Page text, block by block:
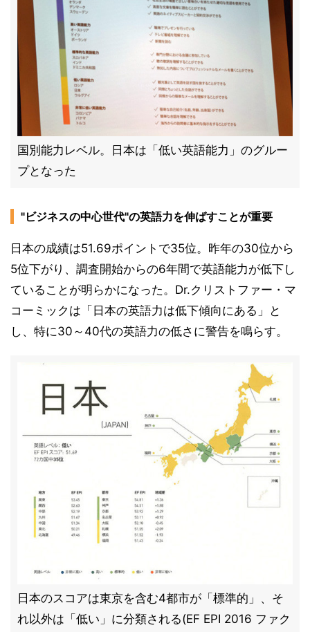
国別能力レベル。日本は「低い英語能力」のグルー
プとなった
"ビジネスの中心世代"の英語力を伸ばすことが重要
日本の成績は51.69ポイントで35位。昨年の30位から
5位下がり、調査開始からの6年間で英語能力が低下し
ていることが明らかになった。Dr.クリストファー・マ
コーミックは「日本の英語力は低下傾向にある」と
し、特に30～40代の英語力の低さに警告を鳴らす。
日本のスコアは東京を含む4都市が「標準的」、そ
れ以外は「低い」に分類される(EF EPI 2016 ファク